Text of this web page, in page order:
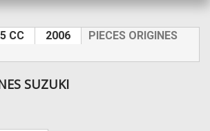
CC 2006
PIECES ORIGINES
SUZUKI